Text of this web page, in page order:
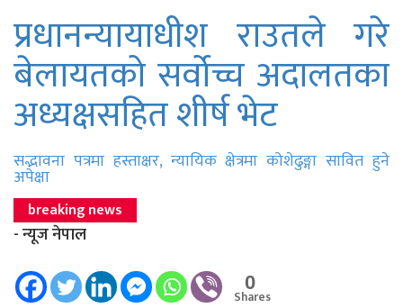
प्रधानन्यायाधीश राउतले गरे
बेलायतको सर्वोच्च अदालतका
अध्यक्षसहित शीर्ष भेट
सद्भावना पत्रमा हस्ताक्षर, न्यायिक क्षेत्रमा कोशेढुङ्गा सावित हुने
अपेक्षा
breaking news
- न्यूज नेपाल
0
Shares